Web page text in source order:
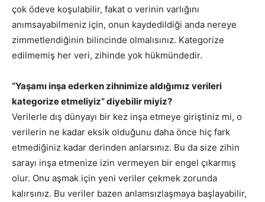
çok ödeve koşulabilir, fakat o verinin varlığını
anımsayabilmeniz için, onun kaydedildiği anda nereye
zimmetlendiğinin bilincinde olmalısınız. Kategorize
edilmemiş her veri, zihinde yok hükmündedir.
“Yaşamı inşa ederken zihnimize aldığımız verileri
kategorize etmeliyiz” diyebilir miyiz?
Verilerle dış dünyayı bir kez inşa etmeye giriştiniz mi, o
verilerin ne kadar eksik olduğunu daha önce hiç fark
etmediğiniz kadar derinden anlarsınız. Bu da size zihin
sarayı inşa etmenize izin vermeyen bir engel çıkarmış
olur. Onu aşmak için yeni veriler çekmek zorunda
kalırsınız. Bu veriler bazen anlamsızlaşmaya başlayabilir,